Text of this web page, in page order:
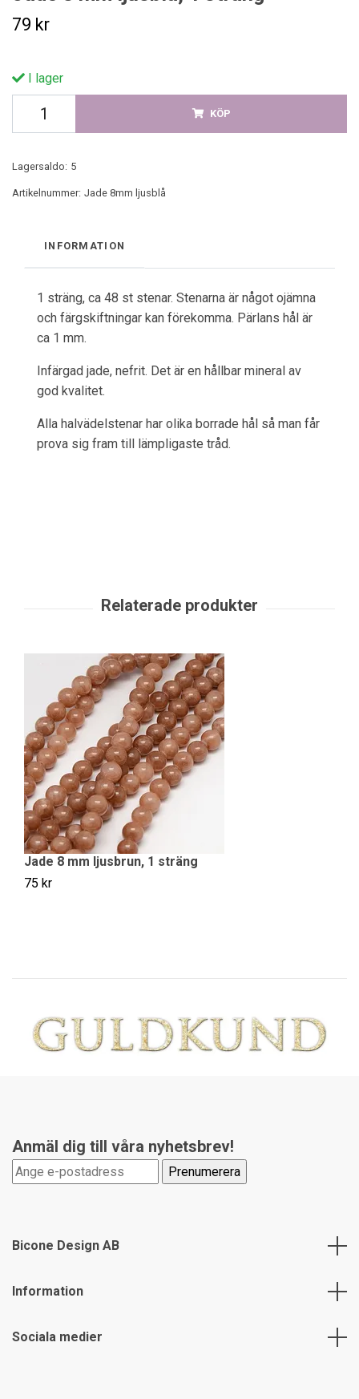
79 kr
I lager
KÖP
Lagersaldo: 5
Artikelnummer: Jade 8mm ljusblå
INFORMATION
1 sträng, ca 48 st stenar. Stenarna är något ojämna
och färgskiftningar kan förekomma. Pärlans hål är
ca 1 mm.
Infärgad jade, nefrit. Det är en hållbar mineral av
god kvalitet.
Alla halvädelstenar har olika borrade hål så man får
prova sig fram till lämpligaste tråd.
Jade 8 mm ljusbrun, 1 sträng
75 kr
Anmäl dig till våra nyhetsbrev!
Bicone Design AB
Information
Sociala medier